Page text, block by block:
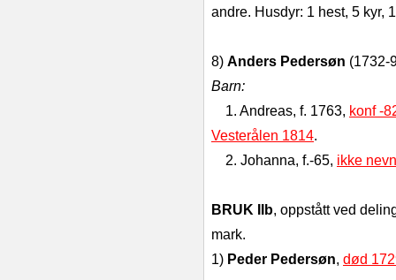
andre. Husdyr: 1 hest, 5 kyr,
8) Anders Pedersøn (1732-
Barn:
1. Andreas, f. 1763, konf -
Vesterålen 1814.
2. Johanna, f.-65, ikke
BRUK IIb, oppstått ved
mark.
1) Peder Pedersøn, død